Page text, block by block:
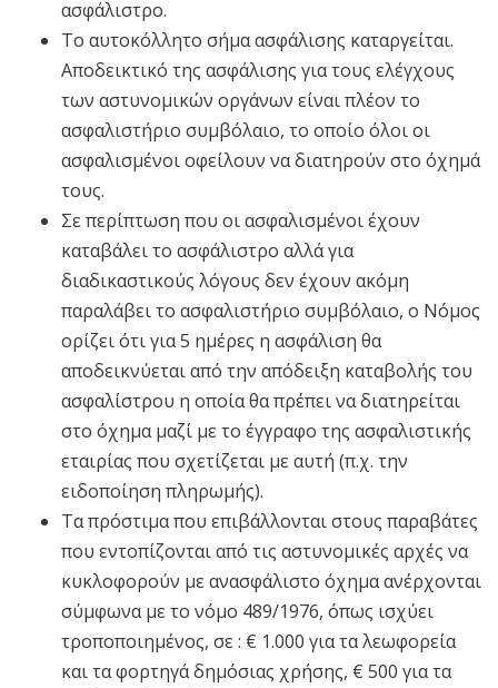
ασφάλιστρο.
Το αυτοκόλλητο σήμα ασφάλισης καταργείται.
Αποδεικτικό της ασφάλισης για τους ελέγχους
των αστυνομικών οργάνων είναι πλέον το
ασφαλιστήριο συμβόλαιο, το οποίο όλοι οι
ασφαλισμένοι οφείλουν να διατηρούν στο όχημά
τους.
Σε περίπτωση που οι ασφαλισμένοι έχουν
καταβάλει το ασφάλιστρο αλλά για
διαδικαστικούς λόγους δεν έχουν ακόμη
παραλάβει το ασφαλιστήριο συμβόλαιο, ο Νόμος
ορίζει ότι για 5 ημέρες η ασφάλιση θα
αποδεικνύεται από την απόδειξη καταβολής του
ασφαλίστρου η οποία θα πρέπει να διατηρείται
στο όχημα μαζί με το έγγραφο της ασφαλιστικής
εταιρίας που σχετίζεται με αυτή (π.χ. την
ειδοποίηση πληρωμής).
Τα πρόστιμα που επιβάλλονται στους παραβάτες
που εντοπίζονται από τις αστυνομικές αρχές να
κυκλοφορούν με ανασφάλιστο όχημα ανέρχονται
σύμφωνα με το νόμο 489/1976, όπως ισχύει
τροποποιημένος, σε : € 1.000 για τα λεωφορεία
και τα φορτηγά δημόσιας χρήσης, € 500 για τα